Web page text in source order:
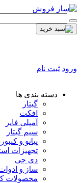
ورود ثبت نام
دسته بندی ها
گیتار
افکت
آمپلی فایر
سیم گیتار
پیانو و
تجهیزات
دی جی
ساز و
محصولات